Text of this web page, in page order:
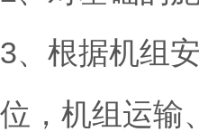
3、根据机组
位，机组运输